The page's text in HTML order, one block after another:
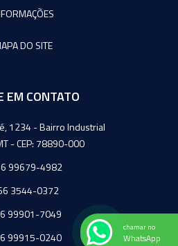
DO SITE
EM CONTATO
Agromeq
1234 - Bairro Industrial
- CEP: 78890-000
99679-4982
3544-0372
99901-7049
99915-0240
chamar no
WhatsApp